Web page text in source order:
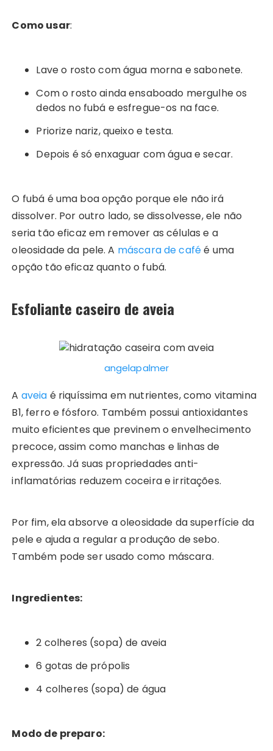
Como usar:
Lave o rosto com água morna e sabonete.
Com o rosto ainda ensaboado mergulhe os
dedos no fubá e esfregue-os na face.
Priorize nariz, queixo e testa.
Depois é só enxaguar com água e secar.
O fubá é uma boa opção porque ele não irá
dissolver. Por outro lado, se dissolvesse, ele não
seria tão eficaz em remover as células e a
oleosidade da pele. A máscara de caféé uma
opção tão eficaz quanto o fubá.
Esfoliante caseiro de aveia
angelapalmer
A aveia é riquíssima em nutrientes, como vitamina
B1, ferro e fósforo. Também possui antioxidantes
muito eficientes que previnem o envelhecimento
precoce, assim como manchas e linhas de
expressão. Já suas propriedades anti-
inflamatórias reduzem coceira e irritações.
Por fim, ela absorve a oleosidade da superfície da
pele e ajuda a regular a produção de sebo.
Também pode ser usado como máscara.
Ingredientes:
2 colheres (sopa) de aveia
6 gotas de própolis
4 colheres (sopa) de água
Modo de preparo: